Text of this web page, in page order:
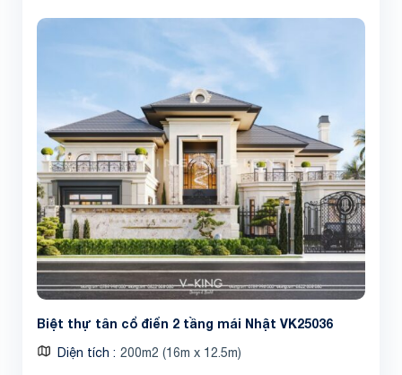
Biệt thự tân cổ điển 2 tầng mái Nhật VK25036
Diện tích 200m2 (16m x 12.5m)